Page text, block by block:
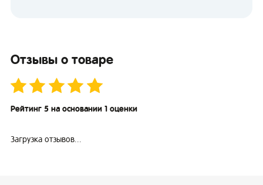
Отзывы о товаре
Рейтинг 5 на основании 1 оценки
Загрузка отзывов...